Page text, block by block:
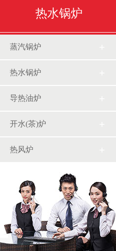
热水锅炉
蒸汽锅炉
热水锅炉
导热油炉
开水(茶)炉
热风炉